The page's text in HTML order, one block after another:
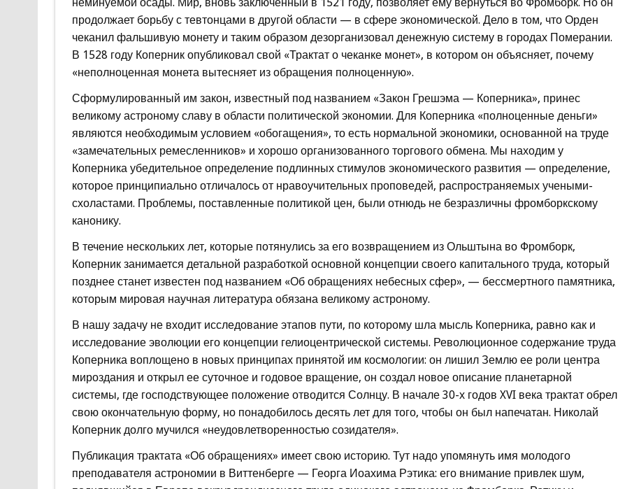
продолжает борьбу с тевтонцами в другой области — в сфере экономической. Дело в том, что Орден
чеканил фальшивую монету и таким образом дезорганизовал денежную систему в городах Померании.
В 1528 году Коперник опубликовал свой «Трактат о чеканке монет», в котором он объясняет, почему
«неполноценная монета вытесняет из обращения полноценную».
Сформулированный им закон, известный под названием «Закон Грешэма — Коперника», принес
великому астроному славу в области политической экономии. Для Коперника «полноценные деньги»
являются необходимым условием «обогащения», то есть нормальной экономики, основанной на труде
«замечательных ремесленников» и хорошо организованного торгового обмена. Мы находим у
Коперника убедительное определение подлинных стимулов экономического развития — определение,
которое принципиально отличалось от нравоучительных проповедей, распространяемых учеными-
схоластами. Проблемы, поставленные политикой цен, были отнюдь не безразличны фромборкскому
канонику.
В течение нескольких лет, которые потянулись за его возвращением из Ольштына во Фромборк,
Коперник занимается детальной разработкой основной концепции своего капитального труда, который
позднее станет известен под названием «Об обращениях небесных сфер», — бессмертного памятника,
которым мировая научная литература обязана великому астроному.
В нашу задачу не входит исследование этапов пути, по которому шла мысль Коперника, равно как и
исследование эволюции его концепции гелиоцентрической системы. Революционное содержание труда
Коперника воплощено в новых принципах принятой им космологии: он лишил Землю ее роли центра
мироздания и открыл ее суточное и годовое вращение, он создал новое описание планетарной
системы, где господствующее положение отводится Солнцу. В начале 30-х годов XVI века трактат обрел
свою окончательную форму, но понадобилось десять лет для того, чтобы он был напечатан. Николай
Коперник долго мучился «неудовлетворенностью созидателя».
Публикация трактата «Об обращениях» имеет свою историю. Тут надо упомянуть имя молодого
преподавателя астрономии в Виттенберге — Георга Иоахима Рэтика: его внимание привлек шум,